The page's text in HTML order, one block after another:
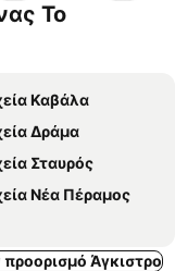
κατοικίδι
Το
Καβάλα
Δράμα
Σταυρός
Νέα Πέραμος
Άγκιστρο